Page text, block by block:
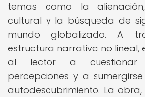
temas como la
cultural y la búsqueda de
mundo globalizado. A
estructura narrativa no lineal,
al lector a cuestionar
percepciones y a
autodescubrimiento. La obra,